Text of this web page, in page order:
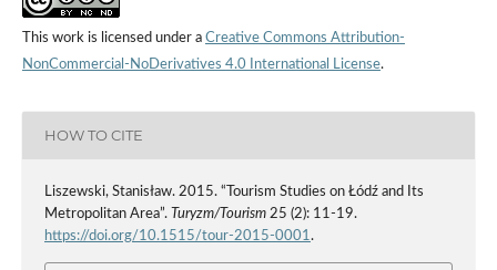
This work is licensed under a Creative Commons Attribution-
NonCommercial-NoDerivatives 4.0 International License.
HOW TO CITE
Liszewski, Stanisław. 2015. “Tourism Studies on Łódź and Its
Metropolitan Area”. Turyzm/Tourism25 (2): 11-19.
https://doi.org/10.1515/tour-2015-0001.